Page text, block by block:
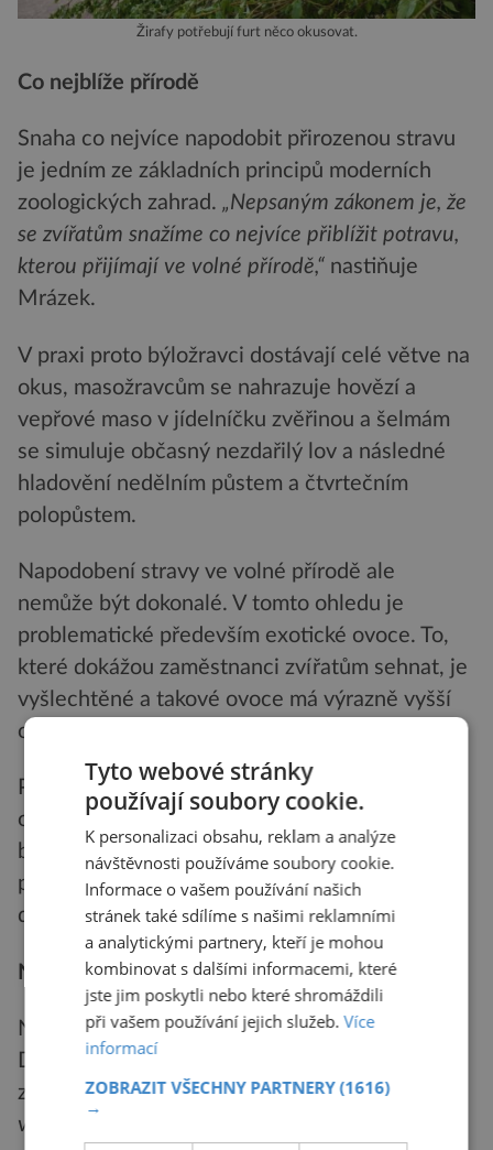
Žirafy potřebují furt něco okusovat.
Co nejblíže přírodě
Snaha co nejvíce napodobit přirozenou stravu
je jedním ze základních principů moderních
zoologických zahrad. „Nepsaným zákonem je, že
se zvířatům snažíme co nejvíce přiblížit potravu,
kterou přijímají ve volné přírodě,“ nastiňuje
Mrázek.
V praxi proto býložravci dostávají celé větve na
okus, masožravcům se nahrazuje hovězí a
vepřové maso v jídelníčku zvěřinou a šelmám
se simuluje občasný nezdařilý lov a následné
hladovění nedělním půstem a čtvrtečním
polopůstem.
Napodobení stravy ve volné přírodě ale
nemůže být dokonalé. V tomto ohledu je
problematické především exotické ovoce. To,
které dokážou zaměstnanci zvířatům sehnat, je
vyšlechtěné a takové ovoce má výrazně vyšší
obsah cukru než z volné přírody.
Proto také v pražské zoo nespatříte klasický
obraz opice, která si pochutnává na žlutých
banánech. Pro primáty je vyšlechtěný banán
příliš sladký – snaží se proto cukr v krmné
dávce co nejvíce omezit.
Nestačí, co zvíře jí, důležité je i jak
Nejde přitom jen o samotné složení potravy.
Důležité je také to, jakým způsobem je
zvířatům předkládána. Je to jednoduché:
volné přírodě přece zvířata nedostanou jídlo
Tyto webové stránky
používají soubory cookie.
K personalizaci obsahu, reklam a analýze
návštěvnosti používáme soubory cookie.
Informace o vašem používání našich
stránek také sdílíme s našimi reklamními
a analytickými partnery, kteří je mohou
kombinovat s dalšími informacemi, které
jste jim poskytli nebo které shromáždili
při vašem používání jejich služeb.Více
informací
ZOBRAZIT VŠECHNY PARTNERY(1616)
→